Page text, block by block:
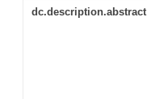
dc.description.abstract